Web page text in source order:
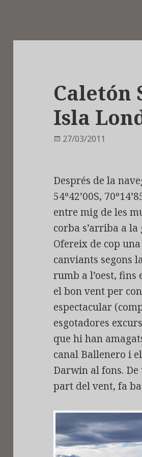
Caletón
Isla
Publicat
27/03/2011
Després de la
54º42’00S,
entre mig de les
corba s’arriba a
Ofereix de cop
canviants segons
rumb a l’oest,
el bon vent per
espectacular
esgotadores
que hi han
canal Ballenero i
Darwin al fons.
part del vent, fa